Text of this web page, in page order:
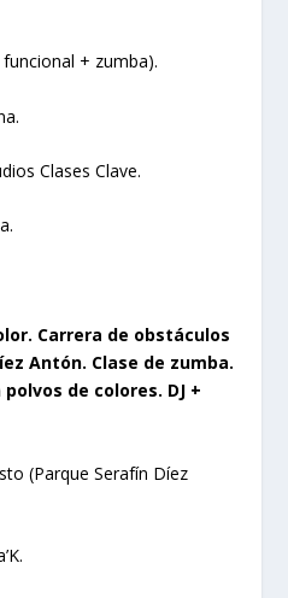
+ zumba).
Clases Clave.
Carrera de obstáculos
Antón. Clase de zumba.
de colores. DJ +
(Parque Serafín Díez